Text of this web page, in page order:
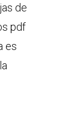
de
pdf
es